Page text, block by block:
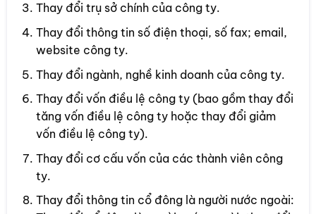
Thay đổi trụ sở chính của công ty.
Thay đổi thông tin số điện thoại, số fax; email,
website công ty.
Thay đổi ngành, nghề kinh doanh của công ty.
Thay đổi vốn điều lệ công ty (bao gồm thay đổi
tăng vốn điều lệ công ty hoặc thay đổi giảm
vốn điều lệ công ty).
Thay đổi cơ cấu vốn của các thành viên công
ty.
Thay đổi thông tin cổ đông là người nước ngoài: